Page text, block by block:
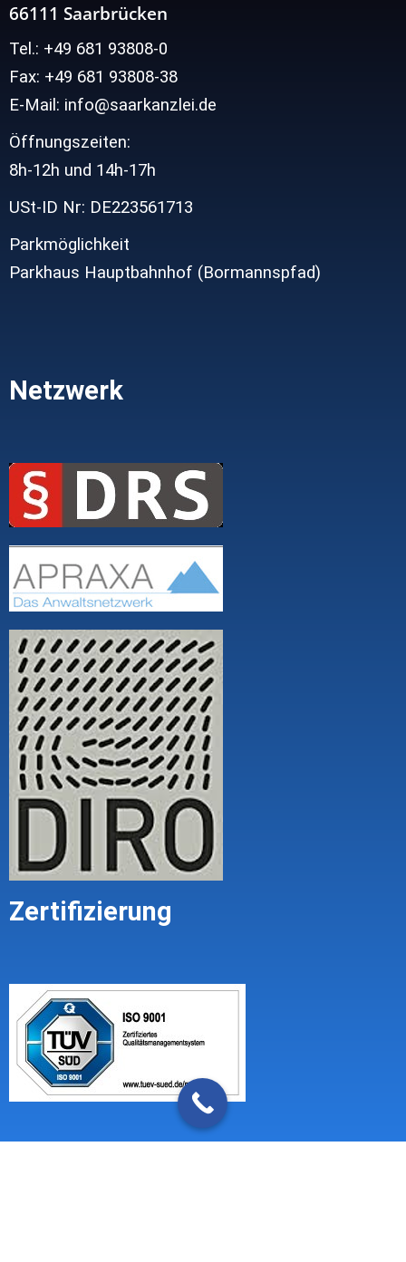
66111 Saarbrücken
Tel.: +49 681 93808-0
Fax: +49 681 93808-38
E-Mail: info@saarkanzlei.de
Öffnungszeiten:
8h-12h und 14h-17h
USt-ID Nr: DE223561713
Parkmöglichkeit
Parkhaus Hauptbahnhof (Bormannspfad)
Netzwerk
Zertifizierung